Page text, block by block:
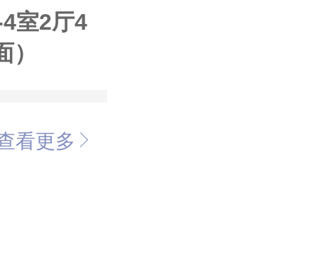
室2厅4
看更多